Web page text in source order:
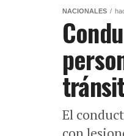
NACIONALES
El